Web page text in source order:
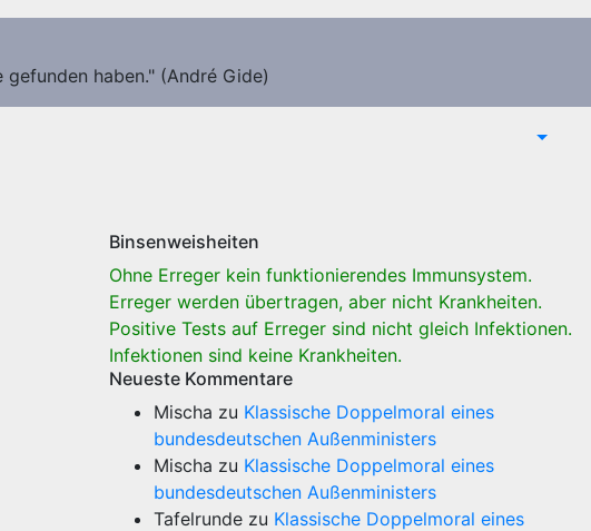
haben." (André Gide)
Binsenweisheiten
Ohne Erreger kein funktionierendes Immunsystem.
Erreger werden übertragen, aber nicht Krankheiten.
Positive Tests auf Erreger sind nicht gleich Infektionen.
Infektionen sind keine Krankheiten.
Neueste Kommentare
Mischa zu Klassische Doppelmoral eines
bundesdeutschen Außenministers
Mischa zu Klassische Doppelmoral eines
bundesdeutschen Außenministers
Tafelrunde zu Klassische Doppelmoral eines